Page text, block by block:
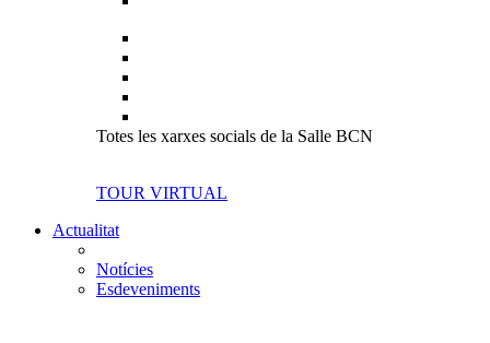
Totes les xarxes socials de la Salle BCN
TOUR VIRTUAL
Actualitat
Notícies
Esdeveniments